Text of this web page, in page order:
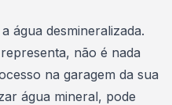
água desmineralizada.
não é nada
na garagem da sua
água mineral, pode